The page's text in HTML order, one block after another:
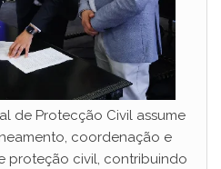
de Protecção Civil assume
coordenação e
proteção civil, contribuindo